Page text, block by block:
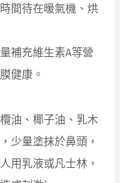
間待在暖氣機、烘
補充維生素A等營
健康。
油、椰子油、乳木
少量塗抹於鼻頭，
用乳液或凡士林，